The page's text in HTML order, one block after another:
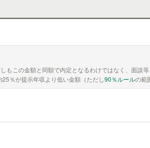
この金額と同額で内定となるわけではなく、面談等
％が提示年収より低い金額（ただし90％ルールの範